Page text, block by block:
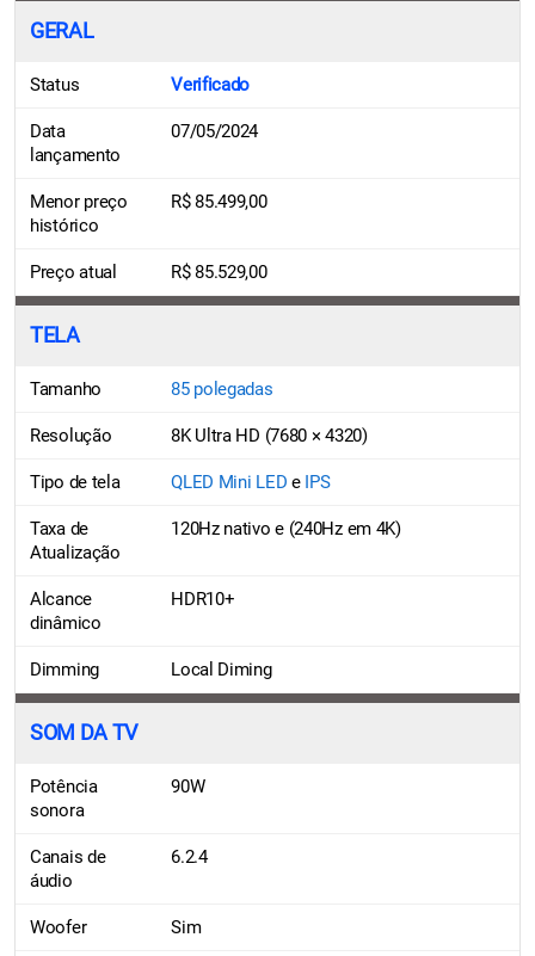
GERAL
Status Verificado
Data
lançamento
07/05/2024
Menor preço
histórico
R$ 85.499,00
Preço atual R$ 85.529,00
TELA
Tamanho 85 polegadas
Resolução 8K Ultra HD (7680 × 4320)
Tipo de tela QLED Mini LED e IPS
Taxa de
Atualização
120Hz nativo e (240Hz em 4K)
Alcance
dinâmico
HDR10+
Dimming Local Diming
SOM DA TV
Potência
sonora
90W
Canais de
áudio
6.2.4
Woofer Sim